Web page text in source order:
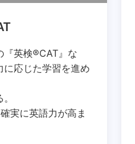
『英検®CAT』な
に応じた学習を進め
実に英語力が高ま